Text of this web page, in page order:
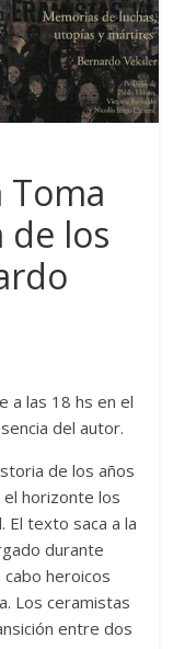
Toma
de los
a las 18 hs en el
del autor.
de los años
horizonte los
El texto saca a la
durante
heroicos
Los ceramistas
entre dos